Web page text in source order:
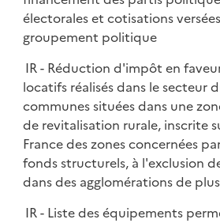
électorales et cotisations
groupement politique
IR - Réduction d'impôt en
locatifs réalisés dans le secteur
communes situées dans une
de revitalisation rurale, inscrite
France des zones concernées
fonds structurels, à l'exclusion
dans des agglomérations de
IR - Liste des équipements